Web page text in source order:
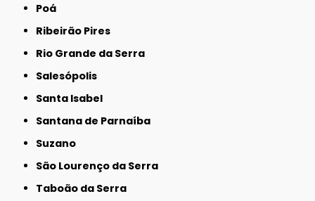
Poá
Ribeirão Pires
Rio Grande da Serra
Salesópolis
Santa Isabel
Santana de Parnaíba
Suzano
São Lourenço da Serra
Taboão da Serra